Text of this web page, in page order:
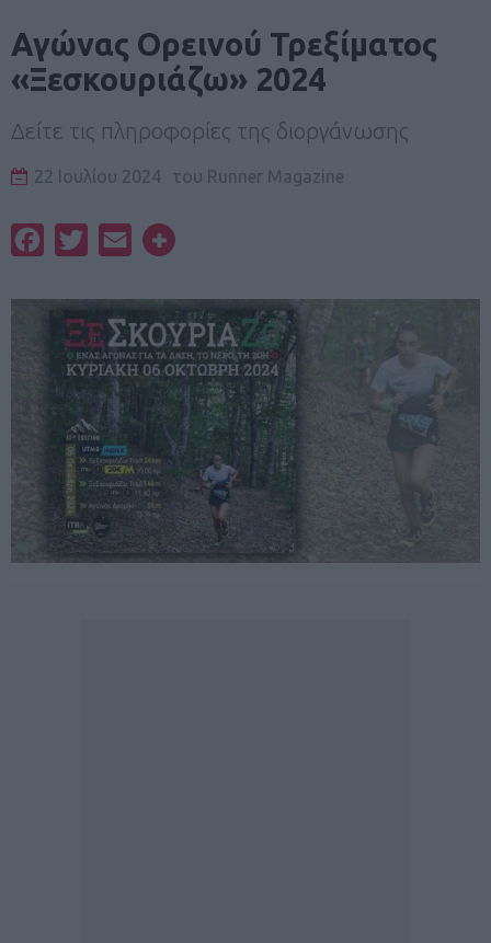
Αγώνας Ορεινού Τρεξίματος
«Ξεσκουριάζω» 2024
Δείτε τις πληροφορίες της διοργάνωσης
22 Ιουλίου 2024 του Runner Magazine
FacebookTwitterEmail